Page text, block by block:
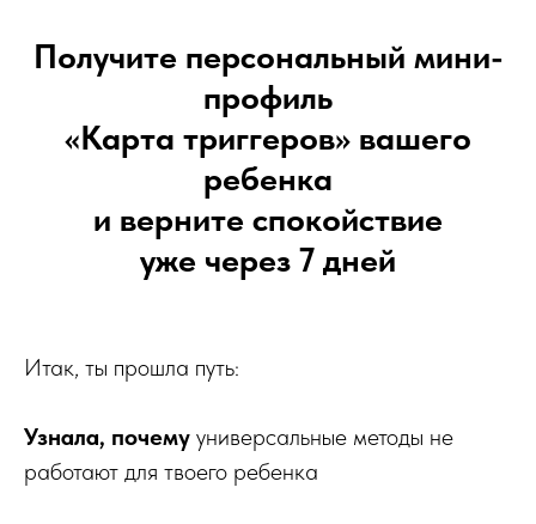
Получите персональный мини-
профиль
«Карта триггеров» вашего
ребенка
и верните спокойствие
уже через 7 дней
Итак, ты прошла путь:
Узнала, почему универсальные методы не
работают для твоего ребенка